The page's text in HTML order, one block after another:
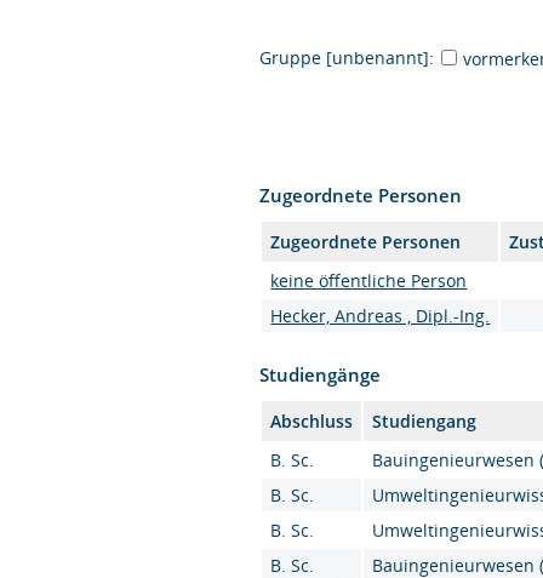
Gruppe [unbenannt]:
Zugeordnete Personen
Zugeordnete Personen
keine öffentliche Person
Hecker, Andreas , Dipl.-Ing.
Studiengänge
Abschluss
Studiengang
B. Sc.
Bauingenieurwesen
B. Sc.
B. Sc.
B. Sc.
Bauingenieurwesen